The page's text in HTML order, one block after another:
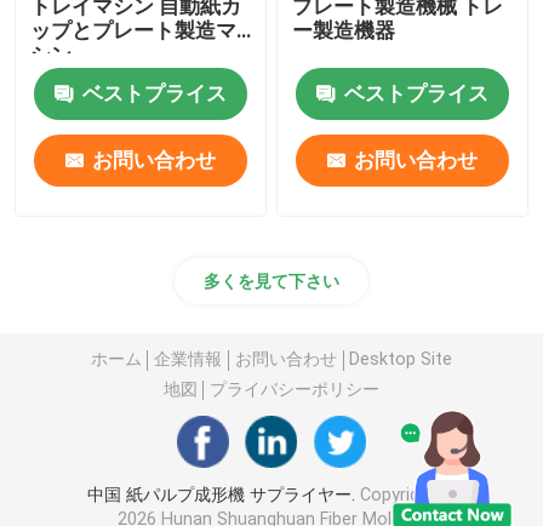
トレイマシン 自動紙カ
ップとプレート製造マ
シン
ベストプライス
お問い合わせ
プレート製造機械 トレ
ー製造機器
ベストプライス
お問い合わせ
多くを見て下さい
ホーム 企業情報 お問い合わせ
Desktop Site
地図
プライバシーポリシー
中国 紙パルプ成形機 サプライヤー. Copyright ©
2026 Hunan Shuanghuan Fiber Molding